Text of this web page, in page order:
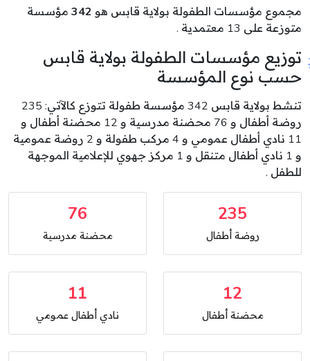
مجموع مؤسسات الطفولة بولاية قابس هو 342 مؤسسة
متوزعة على 13 معتمدية .
توزيع مؤسسات الطفولة بولاية قابس
حسب نوع المؤسسة
تنشط بولاية قابس 342 مؤسسة طفولة تتوزع كالآتي: 235
روضة أطفال و 76 محضنة مدرسية و 12 محضنة أطفال و
11 نادي أطفال عمومي و 4 مركب طفولة و 2 روضة عمومية
و 1 نادي أطفال متنقل و 1 مركز جهوي للإعلامية الموجهة
للطفل .
235
روضة أطفال
76
محضنة مدرسية
12
محضنة أطفال
11
نادي أطفال عمومي